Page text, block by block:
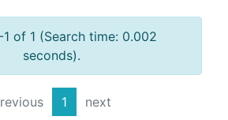
1 of 1 (Search time: 0.002
seconds).
1 next